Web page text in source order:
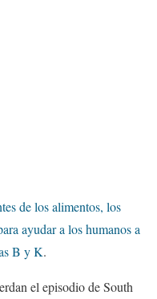
de los alimentos, los
ayudar a los humanos a
B y K.
el episodio de South